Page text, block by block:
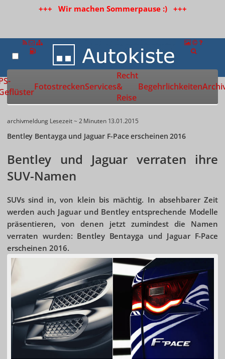
+++ Wir machen Sommerpause :) +++
Zur Startseite
FotostreckenServices
Recht
&
Reise
Begehrlichkeiten
archivmeldung Lesezeit ~ 2 Minuten 13.01.2015
Bentley Bentayga und Jaguar F-Pace erscheinen 2016
Bentley und Jaguar verraten ihre
SUV-Namen
SUVs sind in, von klein bis mächtig. In absehbarer Zeit
werden auch Jaguar und Bentley entsprechende Modelle
präsentieren, von denen jetzt zumindest die Namen
verraten wurden: Bentley Bentayga und Jaguar F-Pace
erscheinen 2016.